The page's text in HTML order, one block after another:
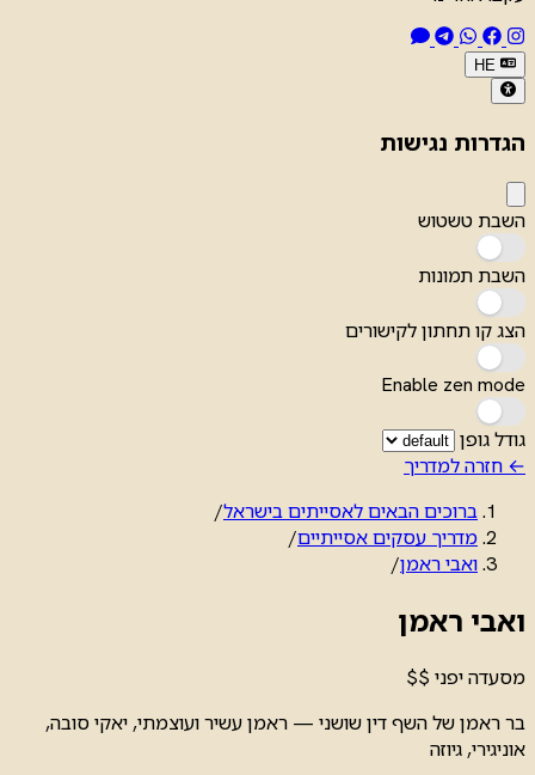
HE
הגדרות נגישות
השבת טשטוש
השבת תמונות
הצג קו תחתון לקישורים
Enable zen mode
גודל גופן
← חזרה למדריך
ברוכים הבאים לאסייתים בישראל/
מדריך עסקים אסייתיים/
ואבי ראמן/
ואבי ראמן
מסעדהיפני $$
בר ראמן של השף דין שושני — ראמן עשיר ועוצמתי, יאקי סובה,
אוניגירי, גיוזה